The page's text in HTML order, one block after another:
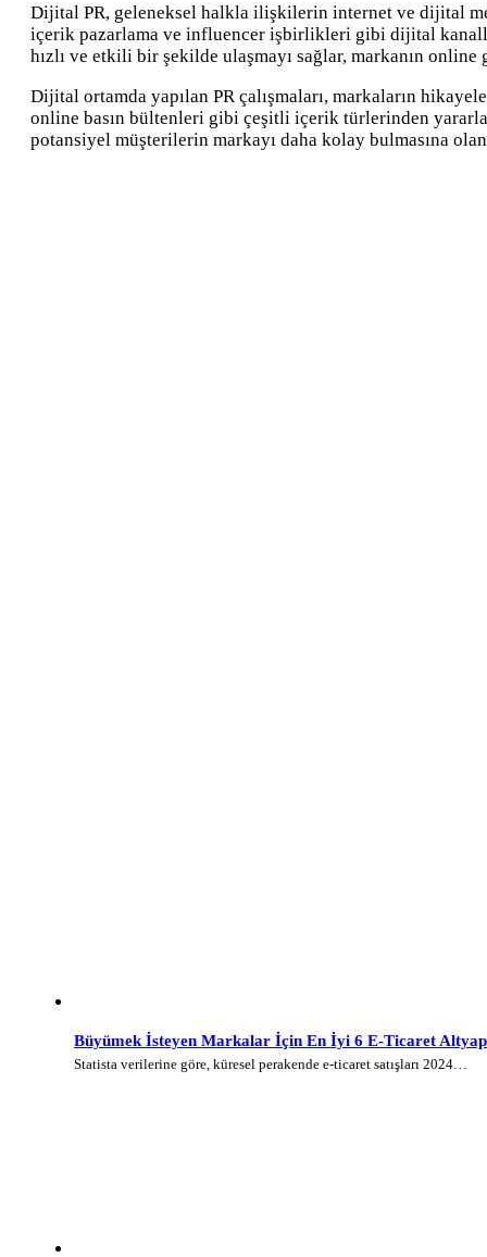
Dijital PR, geleneksel halkla ilişkilerin internet ve dijital
içerik pazarlama ve influencer işbirlikleri gibi dijital
hızlı ve etkili bir şekilde ulaşmayı sağlar, markanın
Dijital ortamda yapılan PR çalışmaları, markaların
online basın bültenleri gibi çeşitli içerik türlerinden
potansiyel müşterilerin markayı daha kolay bulmasına
Büyümek İsteyen Markalar İçin En İyi 6 E-Ticaret
Statista verilerine göre, küresel perakende e-ticaret satışları 2024…